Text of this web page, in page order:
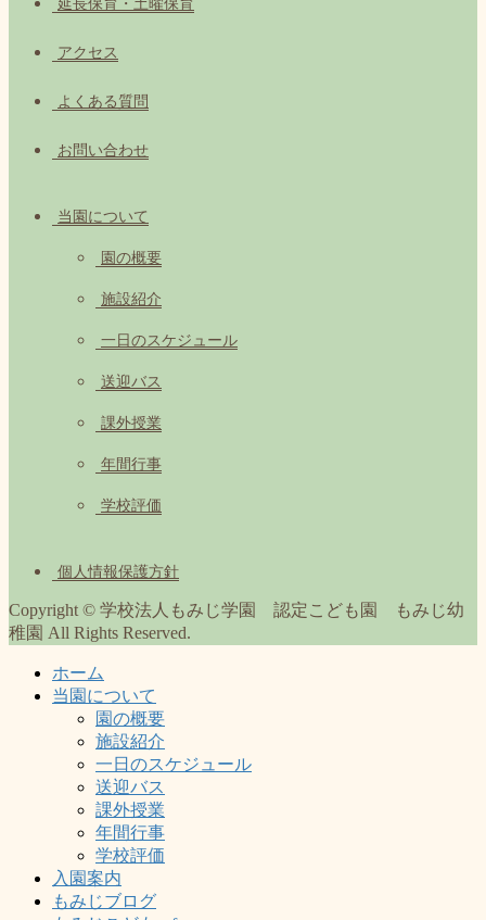
延長保育・土曜保育
アクセス
よくある質問
お問い合わせ
当園について
園の概要
施設紹介
一日のスケジュール
送迎バス
課外授業
年間行事
学校評価
個人情報保護方針
Copyright © 学校法人もみじ学園 認定こども園 もみじ幼
稚園 All Rights Reserved.
ホーム
当園について
園の概要
施設紹介
一日のスケジュール
送迎バス
課外授業
年間行事
学校評価
入園案内
もみじブログ